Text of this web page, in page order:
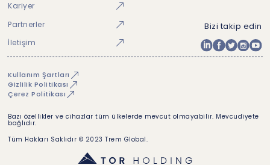
Kariyer
Partnerler
İletişim
Bizi takip edin
Kullanım Şartları
Gizlilik Politikası
Çerez Politikası
Bazı özellikler ve cihazlar tüm ülkelerde mevcut olmayabilir. Mevcudiyete
bağlıdır.
Tüm Hakları Saklıdır © 2023 Trem Global.